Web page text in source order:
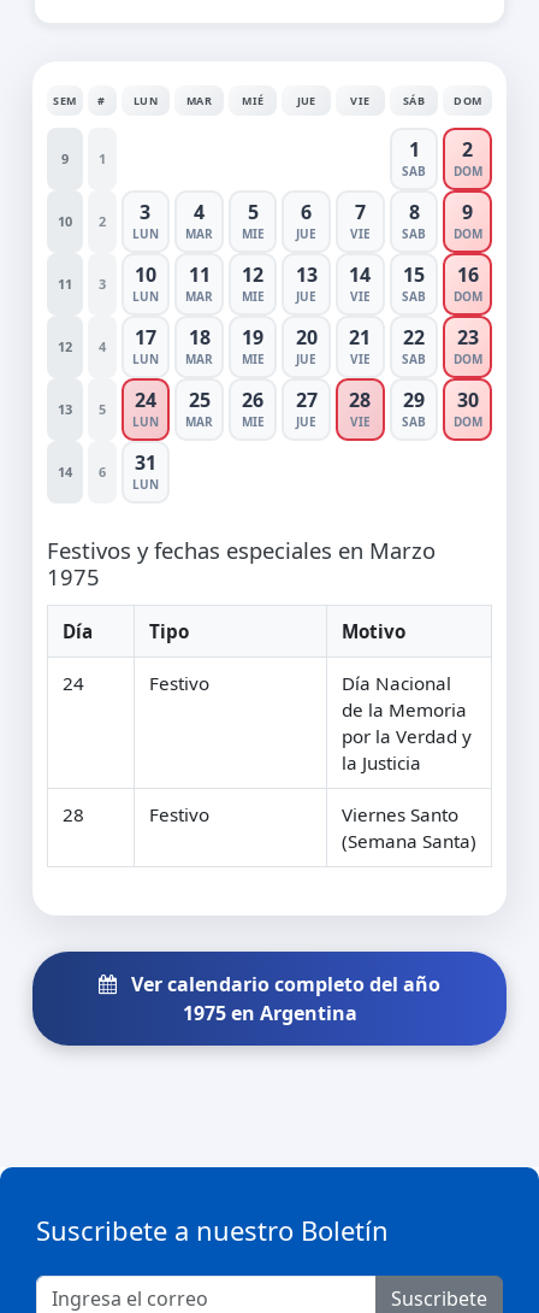
SEM # LUN MAR MIÉ JUE VIE SÁB DOM
9 1 1
SAB
2
DOM
10 2 3
LUN
4
MAR
5
MIE
6
JUE
7
VIE
8
SAB
9
DOM
11 3 10
LUN
11
MAR
12
MIE
13
JUE
14
VIE
15
SAB
16
DOM
12 4 17
LUN
18
MAR
19
MIE
20
JUE
21
VIE
22
SAB
23
DOM
13 5 24
LUN
25
MAR
26
MIE
27
JUE
28
VIE
29
SAB
30
DOM
14 6 31
LUN
Festivos y fechas especiales en Marzo
1975
Día Tipo Motivo
24 Festivo
Día Nacional
de la Memoria
por la Verdad y
la Justicia
28 Festivo
Viernes Santo
(Semana Santa)
Ver calendario completo del año
1975 en Argentina
Suscribete a nuestro Boletín
Suscribete